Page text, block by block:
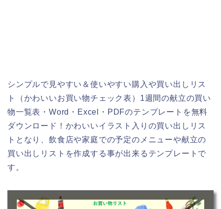
シンプルで見やすい＆使いやすい購入や買い出しリス
ト（かわいいお買い物チェック表）1週間の献立の買い
物一覧表・Word・Excel・PDFのテンプレートを無料
ダウンロード！かわいいイラスト入りの買い出しリス
トとなり、飲食店や家庭での予定のメニューや献立の
買い出しリストを作成する事が出来るテンプレートで
す。